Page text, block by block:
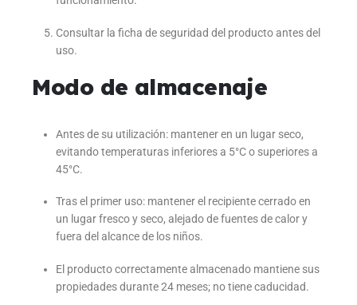
Consultar la ficha de seguridad del producto antes del
uso.
Modo de almacenaje
Antes de su utilización: mantener en un lugar seco,
evitando temperaturas inferiores a 5°C o superiores a
45°C.
Tras el primer uso: mantener el recipiente cerrado en
un lugar fresco y seco, alejado de fuentes de calor y
fuera del alcance de los niños.
El producto correctamente almacenado mantiene sus
propiedades durante 24 meses; no tiene caducidad.